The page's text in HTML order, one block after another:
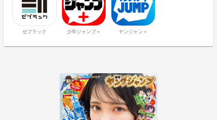
ゼブラック 少年ジャンプ＋ ヤンジャン＋